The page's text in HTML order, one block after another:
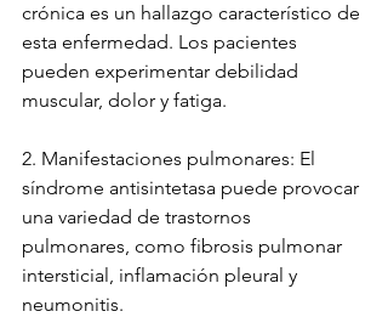
crónica es un hallazgo característico de
esta enfermedad. Los pacientes
pueden experimentar debilidad
muscular, dolor y fatiga.
2. Manifestaciones pulmonares: El
síndrome antisintetasa puede provocar
una variedad de trastornos
pulmonares, como fibrosis pulmonar
intersticial, inflamación pleural y
neumonitis.